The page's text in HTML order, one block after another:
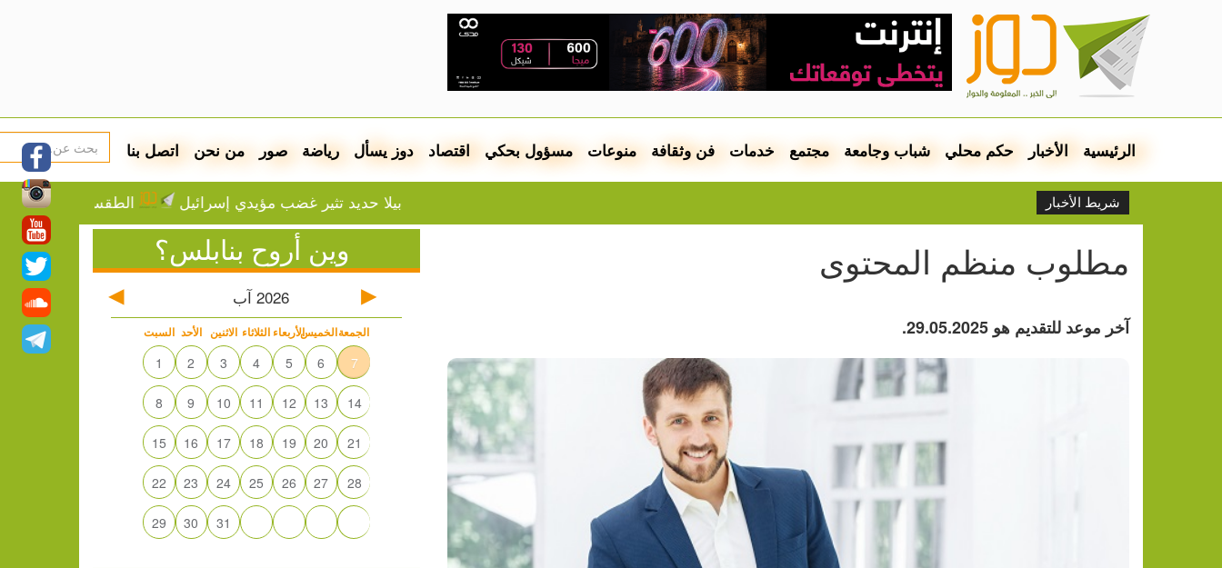
الرئيسية الأخبار حكم محلي شباب وجامعة مجتمع خدمات فن وثقافة منوعات مسؤول بحكي اقتصاد دوز يسأل رياضة صور من نحن اتصل بنا
شريط الأخبار بيلا حديد تثير غضب مؤيدي إسرائيل الطقس: ارتفاع تدريجي على
مطلوب منظم المحتوى
آخر موعد للتقديم هو 29.05.2025.
وين أروح بنابلس؟
2026 آب
السبت الأحد الاثنين الثلاثاء الأربعاءالخميسالجمعة
1 2 3 4 5 6 7
8 9 10 11 12 13 14
15 16 17 18 19 20 21
22 23 24 25 26 27 28
29 30 31